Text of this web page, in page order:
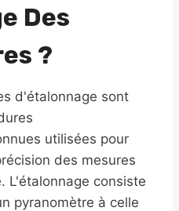
Des
?
d'étalonnage sont
utilisées pour
des mesures
L'étalonnage consiste
pyranomètre à celle